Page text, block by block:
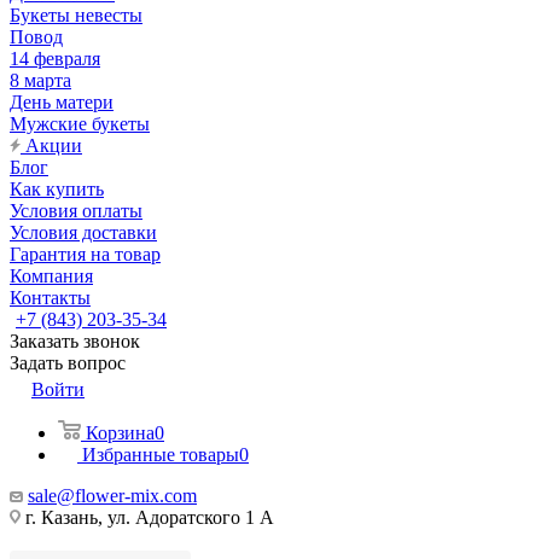
Букеты невесты
Повод
14 февраля
8 марта
День матери
Мужские букеты
Акции
Блог
Как купить
Условия оплаты
Условия доставки
Гарантия на товар
Компания
Контакты
+7 (843) 203-35-34
Заказать звонок
Задать вопрос
Войти
Корзина0
Избранные товары0
sale@flower-mix.com
г. Казань, ул. Адоратского 1 А